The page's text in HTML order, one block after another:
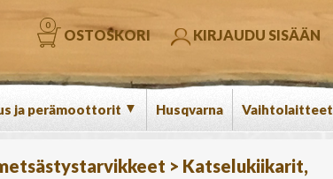
OSTOSKORI
0
KIRJAUDU SISÄÄN
ja perämoottorit ▼ Husqvarna Vaihtolaitteet
> Katselukiikarit,